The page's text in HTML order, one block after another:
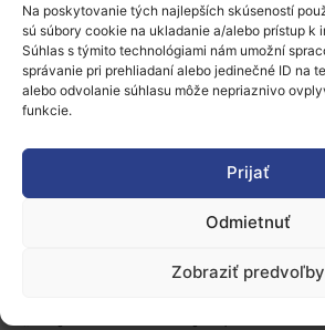
Na poskytovanie tých najlepších skúseností
sú súbory cookie na ukladanie a/alebo prístup k
Súhlas s týmito technológiami nám umožní
správanie pri prehliadaní alebo jedinečné ID na
alebo odvolanie súhlasu môže nepriaznivo
funkcie.
Prijať
Odmietnuť
Zobraziť predvoľby
O nás
Naše služby
Novinky